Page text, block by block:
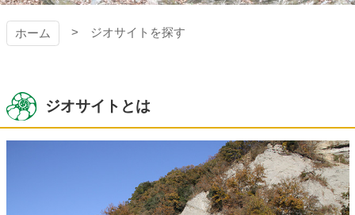
ッ
プ
ホーム ジオサイトを探す
ジオサイトとは